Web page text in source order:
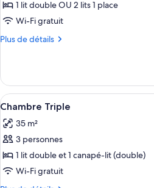
pour
ce
type
Chambre
Double
Classique
1 lit double OU 2 lits 1 place
Wi-Fi gratuit
Plus de détails
Plus
le
type
de
Chambre
Double
Afficher
toutes
les
photos
pour
ce
type
6
Chambre Triple
35 m²
3 personnes
1 lit double et 1 canapé-lit (double)
Wi-Fi gratuit